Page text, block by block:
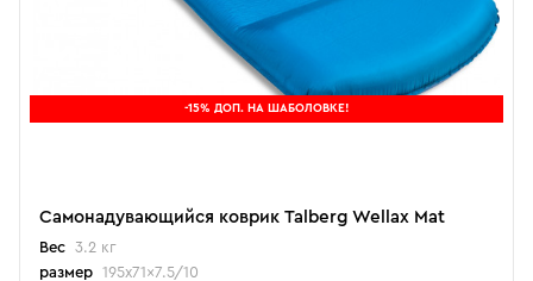
-15% ДОП. НА ШАБОЛОВКЕ!
Самонадувающийся коврик Talberg Wellax Mat
Вес
3.2 кг
размер
195x71x7.5/10